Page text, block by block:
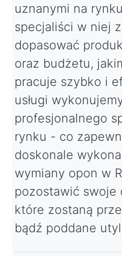
uznanymi na
specjaliści w niej
dopasować
oraz budżetu,
pracuje szybko i
usługi
profesjonalnego
rynku - co
doskonale
wymiany opon w
pozostawić swoje
które zostaną
bądź poddane